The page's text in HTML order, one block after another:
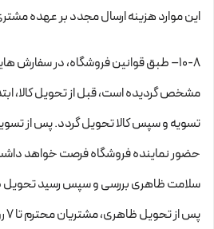
این موارد هزینه ارسال مجدد بر عهده
۱۰-۸– طبق قوانین فروشگاه، در سفارش
مشخص گردیده است، قبل از تحویل کالا،
تسویه و سپس کالا تحویل گردد. پس از
حضور نماینده فروشگاه فرصت خواهد داشت
سلامت ظاهری بررسی و سپس رسید تحویل